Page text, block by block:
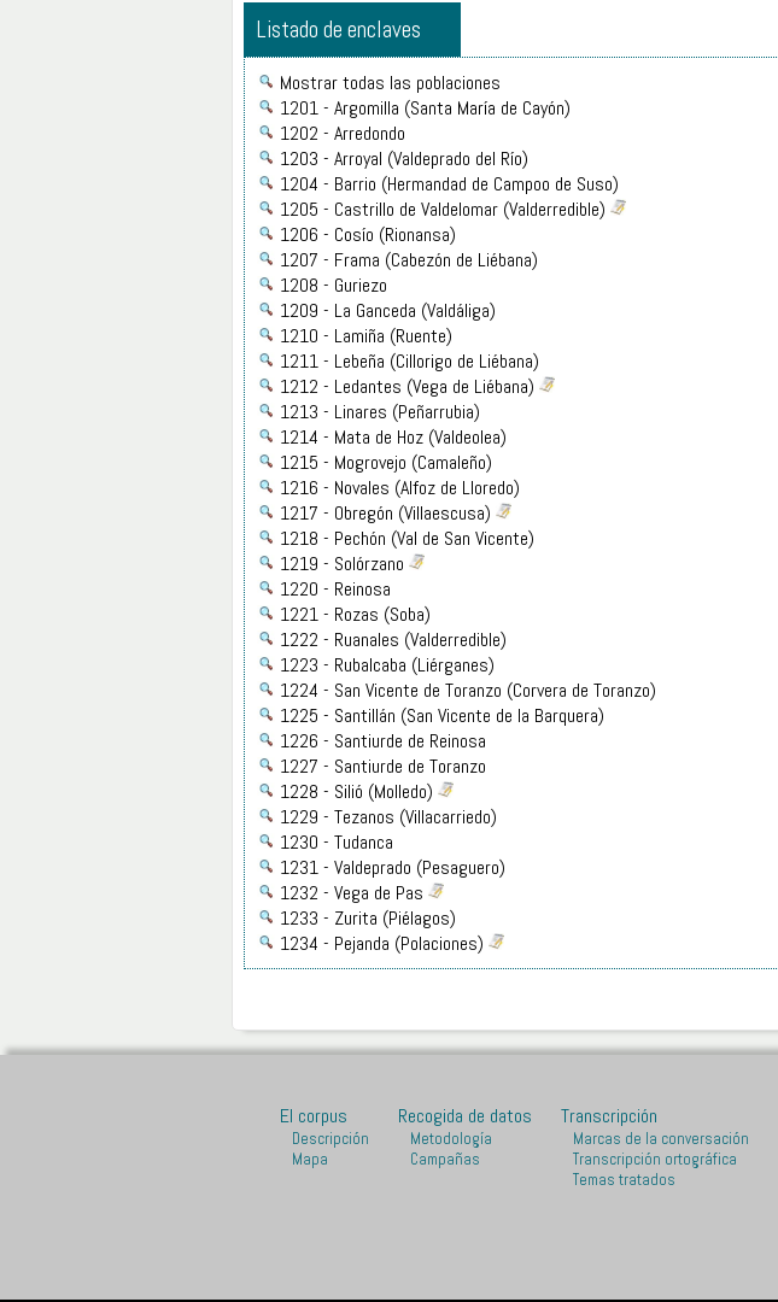
Listado de enclaves
Mostrar todas las poblaciones
1201 - Argomilla (Santa María de Cayón)
1202 - Arredondo
1203 - Arroyal (Valdeprado del Río)
1204 - Barrio (Hermandad de Campoo de Suso)
1205 - Castrillo de Valdelomar (Valderredible)
1206 - Cosío (Rionansa)
1207 - Frama (Cabezón de Liébana)
1208 - Guriezo
1209 - La Ganceda (Valdáliga)
1210 - Lamiña (Ruente)
1211 - Lebeña (Cillorigo de Liébana)
1212 - Ledantes (Vega de Liébana)
1213 - Linares (Peñarrubia)
1214 - Mata de Hoz (Valdeolea)
1215 - Mogrovejo (Camaleño)
1216 - Novales (Alfoz de Lloredo)
1217 - Obregón (Villaescusa)
1218 - Pechón (Val de San Vicente)
1219 - Solórzano
1220 - Reinosa
1221 - Rozas (Soba)
1222 - Ruanales (Valderredible)
1223 - Rubalcaba (Liérganes)
1224 - San Vicente de Toranzo (Corvera de Toranzo)
1225 - Santillán (San Vicente de la Barquera)
1226 - Santiurde de Reinosa
1227 - Santiurde de Toranzo
1228 - Silió (Molledo)
1229 - Tezanos (Villacarriedo)
1230 - Tudanca
1231 - Valdeprado (Pesaguero)
1232 - Vega de Pas
1233 - Zurita (Piélagos)
1234 - Pejanda (Polaciones)
El corpus
Descripción
Mapa
Recogida de datos
Metodología
Campañas
Transcripción
Marcas de la conversación
Transcripción ortográfica
Temas tratados